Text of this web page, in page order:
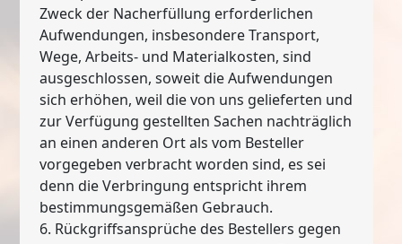
Zweck der Nacherfüllung erforderlichen
Aufwendungen, insbesondere Transport,
Wege, Arbeits- und Materialkosten, sind
ausgeschlossen, soweit die Aufwendungen
sich erhöhen, weil die von uns gelieferten und
zur Verfügung gestellten Sachen nachträglich
an einen anderen Ort als vom Besteller
vorgegeben verbracht worden sind, es sei
denn die Verbringung entspricht ihrem
bestimmungsgemäßen Gebrauch.
6. Rückgriffsansprüche des Bestellers gegen